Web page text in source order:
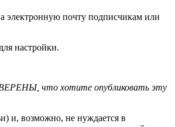
электронную почту подписчикам или
настройки.
что хотите опубликовать эту
и, возможно, не нуждается в